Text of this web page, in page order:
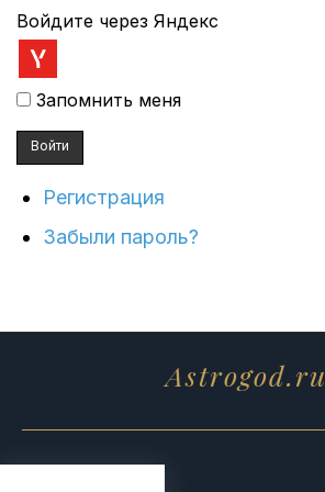
Войдите через Яндекс
Запомнить меня
Войти
Регистрация
Забыли пароль?
Astrogod.ru